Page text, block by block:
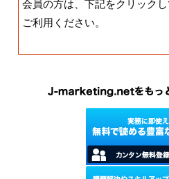
会員の方は、下記をクリック
ご利用ください。